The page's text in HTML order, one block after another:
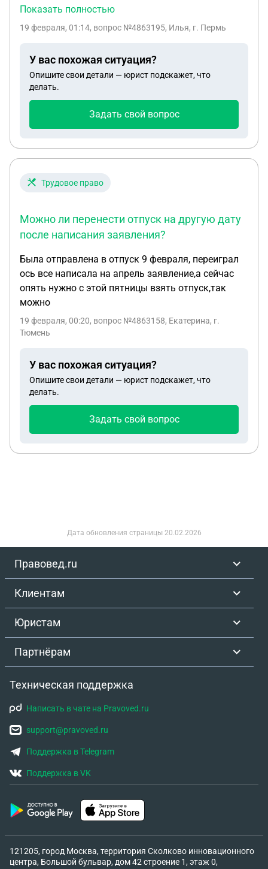
первоначальным взносом, доходы резко упали а
уже около 5.000.000 рублей, с ноября месяца я
сделать переуступку, риелтор с ноября месяца не
отвечает мне вообще, а мой менеджер у
застройщика ни разу со мной не связывался, да и
расторгнуть договор, но даже куда идти без
большие, можно ли как-то судебной практикой
какую-то часть денег(100-200тыс) от суммы
говорила, что в случае отказа никакой комиссии
и санкций не будет Благодарю!
Показать полностью
19 февраля, 01:14, вопрос №4863195, Илья, г. Пермь
У вас похожая ситуация?
Опишите свои детали — юрист подскажет, что
делать.
Задать свой вопрос
Трудовое право
Можно ли перенести отпуск на другую дату
после написания заявления?
Была отправлена в отпуск 9 февраля, переиграл
ось все написала на апрель заявление,а сейчас
опять нужно с этой пятницы взять отпуск,так
можно
19 февраля, 00:20, вопрос №4863158, Екатерина, г.
Тюмень
У вас похожая ситуация?
Опишите свои детали — юрист подскажет, что
делать.
Задать свой вопрос
Дата обновления страницы 20.02.2026
Правовед.ru
Клиентам
Юристам
Партнёрам
Техническая поддержка
Написать в чате на Pravoved.ru
support@pravoved.ru
Поддержка в Telegram
Поддержка в VK
121205, город Москва, территория Сколково инновационного
центра, Большой бульвар, дом 42 строение 1, этаж 0,